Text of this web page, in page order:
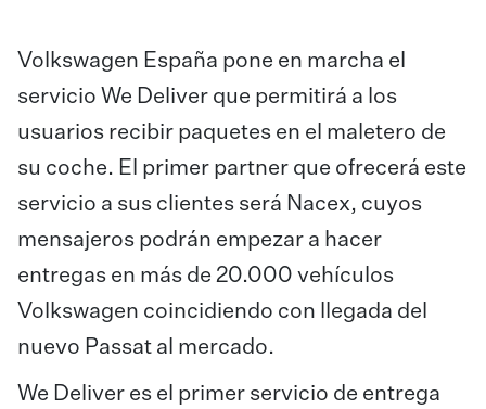
Volkswagen España pone en marcha el
servicio We Deliver que permitirá a los
usuarios recibir paquetes en el maletero de
su coche. El primer partner que ofrecerá este
servicio a sus clientes será Nacex, cuyos
mensajeros podrán empezar a hacer
entregas en más de 20.000 vehículos
Volkswagen coincidiendo con llegada del
nuevo Passat al mercado.
We Deliver es el primer servicio de entrega